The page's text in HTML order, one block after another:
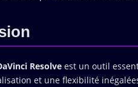
Resolve est un outil
et une flexibilité